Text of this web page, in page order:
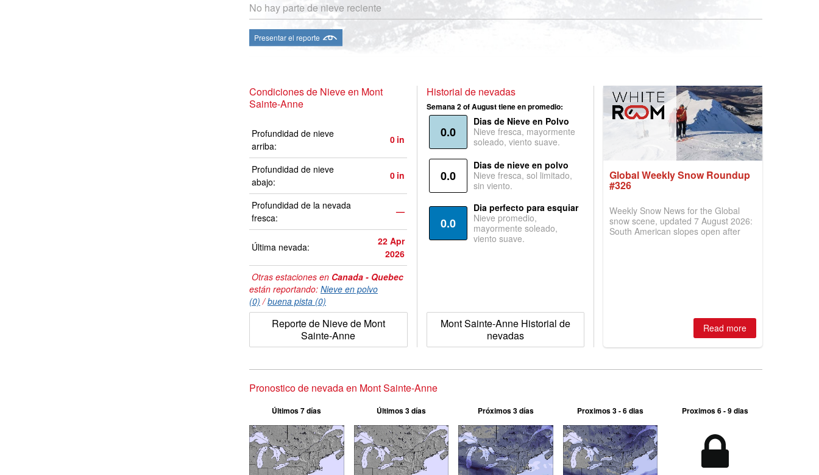
No hay parte de nieve reciente
Presentar el reporte
Condiciones de Nieve en Mont
Sainte-Anne
Profundidad de nieve
arriba:
0 in
Profundidad de nieve
abajo:
0 in
Profundidad de la nevada
fresca:
—
Última nevada:
22 Apr
2026
Otras estaciones en Canada - Quebec
están reportando: Nieve en polvo
(0) /buena pista (0)
Reporte de Nieve de Mont
Sainte-Anne
Historial de nevadas
Semana 2 of August tiene en promedio:
0.0
Dias de Nieve en Polvo
Nieve fresca, mayormente
soleado, viento suave.
0.0
Dias de nieve en polvo
Nieve fresca, sol limitado,
sin viento.
0.0
Dia perfecto para esquiar
Nieve promedio,
mayormente soleado,
viento suave.
Mont Sainte-Anne Historial de
nevadas
Global Weekly Snow Roundup
#326
Weekly Snow News for the Global
snow scene, updated 7 August 2026:
South American slopes open after
Read more
Pronostico de nevada en Mont Sainte-Anne
Últimos 7 días Últimos 3 días Próximos 3 días Proximos 3 - 6 dias Proximos 6 - 9 dias